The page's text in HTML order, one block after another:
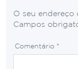
O seu endereço
Campos
Comentário *